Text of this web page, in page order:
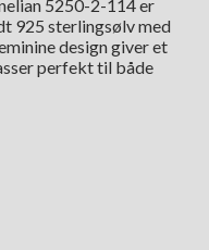
5250-2-114 er
925 sterlingsølv med
design giver et
perfekt til både